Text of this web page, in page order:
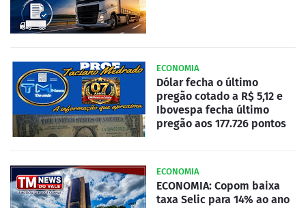
ECONOMIA
Dólar fecha o último
pregão cotado a R$ 5,12 e
Ibovespa fecha último
pregão aos 177.726 pontos
ECONOMIA
ECONOMIA: Copom baixa
taxa Selic para 14% ao ano